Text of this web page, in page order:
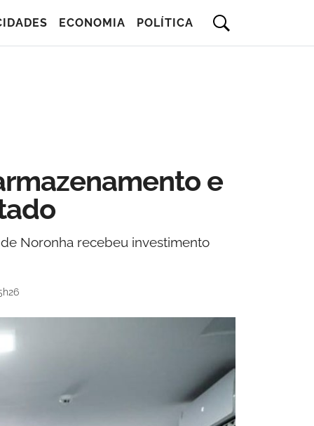
ECONOMIA POLÍTICA
e
Noronha recebeu investimento